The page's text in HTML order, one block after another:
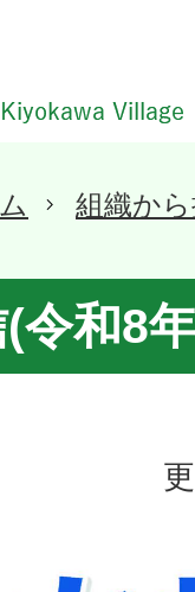
組織か
令和8